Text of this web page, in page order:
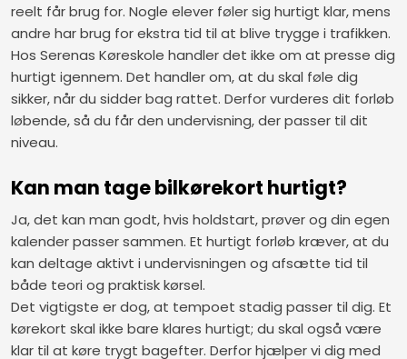
reelt får brug for. Nogle elever føler sig hurtigt klar, mens
andre har brug for ekstra tid til at blive trygge i trafikken.
Hos Serenas Køreskole handler det ikke om at presse dig
hurtigt igennem. Det handler om, at du skal føle dig
sikker, når du sidder bag rattet. Derfor vurderes dit forløb
løbende, så du får den undervisning, der passer til dit
niveau.
Kan man tage bilkørekort hurtigt?
Ja, det kan man godt, hvis holdstart, prøver og din egen
kalender passer sammen. Et hurtigt forløb kræver, at du
kan deltage aktivt i undervisningen og afsætte tid til
både teori og praktisk kørsel.
Det vigtigste er dog, at tempoet stadig passer til dig. Et
kørekort skal ikke bare klares hurtigt; du skal også være
klar til at køre trygt bagefter. Derfor hjælper vi dig med